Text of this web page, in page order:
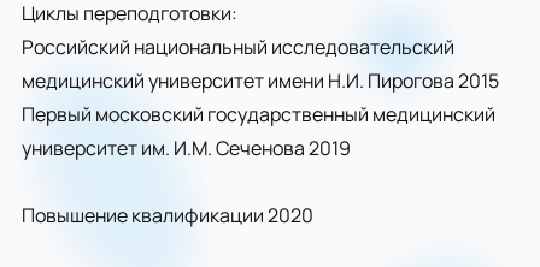
Циклы переподготовки:
Российский национальный исследовательский
медицинский университет имени Н.И. Пирогова 2015
Первый московский государственный медицинский
университет им. И.М. Сеченова 2019
Повышение квалификации 2020